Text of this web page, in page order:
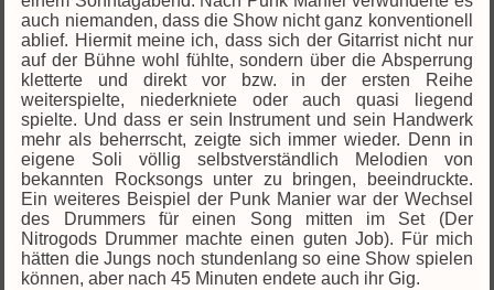
auch niemanden, dass die Show nicht ganz konventionell
ablief. Hiermit meine ich, dass sich der Gitarrist nicht nur
auf der Bühne wohl fühlte, sondern über die Absperrung
kletterte und direkt vor bzw. in der ersten Reihe
weiterspielte, niederkniete oder auch quasi liegend
spielte. Und dass er sein Instrument und sein Handwerk
mehr als beherrscht, zeigte sich immer wieder. Denn in
eigene Soli völlig selbstverständlich Melodien von
bekannten Rocksongs unter zu bringen, beeindruckte.
Ein weiteres Beispiel der Punk Manier war der Wechsel
des Drummers für einen Song mitten im Set (Der
Nitrogods Drummer machte einen guten Job). Für mich
hätten die Jungs noch stundenlang so eine Show spielen
können, aber nach 45 Minuten endete auch ihr Gig.